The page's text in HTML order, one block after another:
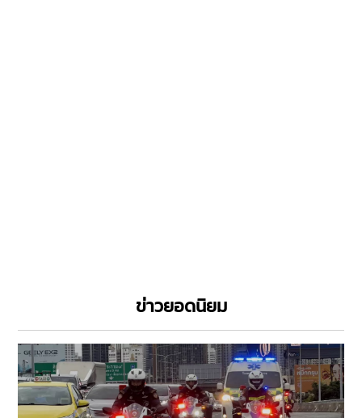
ข่าวยอดนิยม